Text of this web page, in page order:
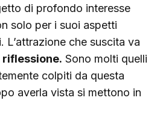
di profondo interesse
solo per i suoi aspetti
L’attrazione che suscita va
riflessione. Sono molti quelli
colpiti da questa
averla vista si mettono in